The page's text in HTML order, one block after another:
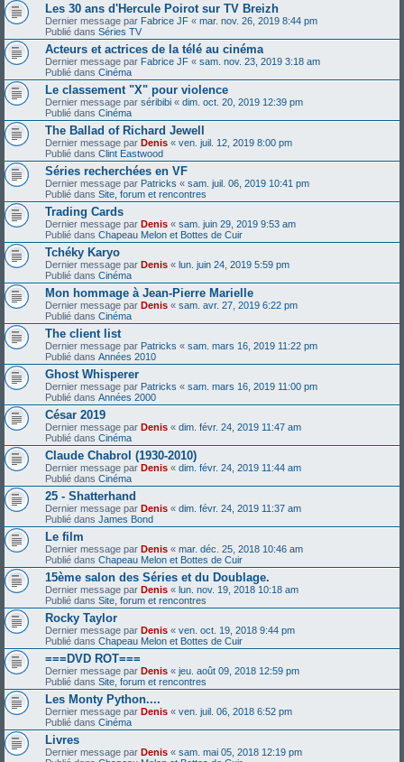
Les 30 ans d'Hercule Poirot sur TV Breizh
Dernier message par Fabrice JF « mar. nov. 26, 2019 8:44 pm
Publié dans Séries TV
Acteurs et actrices de la télé au cinéma
Dernier message par Fabrice JF « sam. nov. 23, 2019 3:18 am
Publié dans Cinéma
Le classement "X" pour violence
Dernier message par séribibi « dim. oct. 20, 2019 12:39 pm
Publié dans Cinéma
The Ballad of Richard Jewell
Dernier message par Denis « ven. juil. 12, 2019 8:00 pm
Publié dans Clint Eastwood
Séries recherchées en VF
Dernier message par Patricks « sam. juil. 06, 2019 10:41 pm
Publié dans Site, forum et rencontres
Trading Cards
Dernier message par Denis « sam. juin 29, 2019 9:53 am
Publié dans Chapeau Melon et Bottes de Cuir
Tchéky Karyo
Dernier message par Denis « lun. juin 24, 2019 5:59 pm
Publié dans Cinéma
Mon hommage à Jean-Pierre Marielle
Dernier message par Denis « sam. avr. 27, 2019 6:22 pm
Publié dans Cinéma
The client list
Dernier message par Patricks « sam. mars 16, 2019 11:22 pm
Publié dans Années 2010
Ghost Whisperer
Dernier message par Patricks « sam. mars 16, 2019 11:00 pm
Publié dans Années 2000
César 2019
Dernier message par Denis « dim. févr. 24, 2019 11:47 am
Publié dans Cinéma
Claude Chabrol (1930-2010)
Dernier message par Denis « dim. févr. 24, 2019 11:44 am
Publié dans Cinéma
25 - Shatterhand
Dernier message par Denis « dim. févr. 24, 2019 11:37 am
Publié dans James Bond
Le film
Dernier message par Denis « mar. déc. 25, 2018 10:46 am
Publié dans Chapeau Melon et Bottes de Cuir
15ème salon des Séries et du Doublage.
Dernier message par Denis « lun. nov. 19, 2018 10:18 am
Publié dans Site, forum et rencontres
Rocky Taylor
Dernier message par Denis « ven. oct. 19, 2018 9:44 pm
Publié dans Chapeau Melon et Bottes de Cuir
===DVD ROT===
Dernier message par Denis « jeu. août 09, 2018 12:59 pm
Publié dans Site, forum et rencontres
Les Monty Python....
Dernier message par Denis « ven. juil. 06, 2018 6:52 pm
Publié dans Cinéma
Livres
Dernier message par Denis « sam. mai 05, 2018 12:19 pm